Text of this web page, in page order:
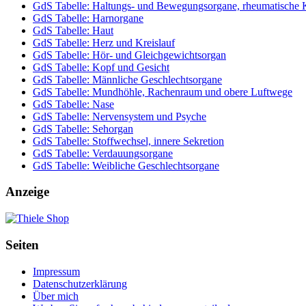
GdS Tabelle: Haltungs- und Bewegungsorgane, rheumatische
GdS Tabelle: Harnorgane
GdS Tabelle: Haut
GdS Tabelle: Herz und Kreislauf
GdS Tabelle: Hör- und Gleichgewichtsorgan
GdS Tabelle: Kopf und Gesicht
GdS Tabelle: Männliche Geschlechtsorgane
GdS Tabelle: Mundhöhle, Rachenraum und obere Luftwege
GdS Tabelle: Nase
GdS Tabelle: Nervensystem und Psyche
GdS Tabelle: Sehorgan
GdS Tabelle: Stoffwechsel, innere Sekretion
GdS Tabelle: Verdauungsorgane
GdS Tabelle: Weibliche Geschlechtsorgane
Anzeige
Seiten
Impressum
Datenschutzerklärung
Über mich